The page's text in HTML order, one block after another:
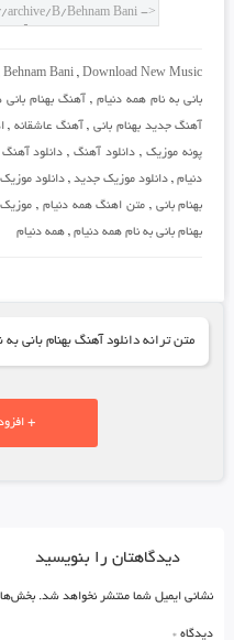
Behnam Bani ,Download New Music
بانی به نام همه دنیام , آهنگ بهنام بانی
آهنگ جدید بهنام بانی, آهنگ عاشقانه,
پونه موزیک, دانلود آهنگ, دانلود
دنیام, دانلود موزیک جدید ,دانلود
بهنام بانی , متن اهنگ همه دنیام ,
بهنام بانی به نام همه دنیام, همه دنیام
متن ترانه دانلود آهنگ بهنام بانی به
+
دیدگاهتان را بنویسید
نشانی ایمیل شما منتشر نخواهد شد.
دیدگاه *